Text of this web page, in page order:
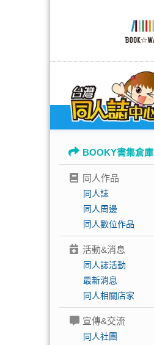
BOOKY書集倉庫
同人作品
同人誌
同人周邊
同人數位作品
活動&消息
同人誌活動
最新消息
同人相關店家
宣傳&交流
同人社團